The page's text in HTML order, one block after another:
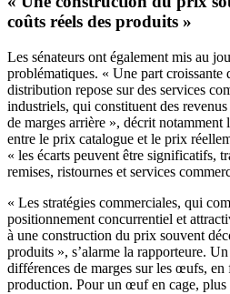
coûts réels des produits »
Les sénateurs ont également mis au
problématiques. « Une part croissante
distribution repose sur des services
industriels, qui constituent des
de marges arrière », décrit notamment
entre le prix catalogue et le prix
« les écarts peuvent être significatifs,
remises, ristournes et services
« Les stratégies commerciales, qui
positionnement concurrentiel et
à une construction du prix souvent
produits », s’alarme la rapporteure.
différences de marges sur les œufs,
production. Pour un œuf en cage, plus